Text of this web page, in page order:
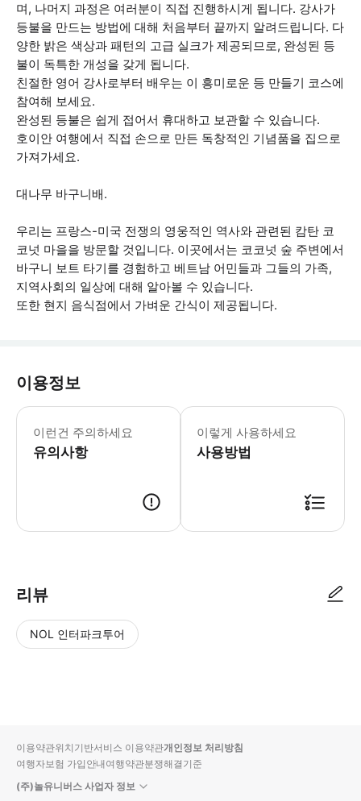
며, 나머지 과정은 여러분이 직접 진행하시게 됩니다. 강사가
등불을 만드는 방법에 대해 처음부터 끝까지 알려드립니다. 다
양한 밝은 색상과 패턴의 고급 실크가 제공되므로, 완성된 등
불이 독특한 개성을 갖게 됩니다.
친절한 영어 강사로부터 배우는 이 흥미로운 등 만들기 코스에
참여해 보세요.
완성된 등불은 쉽게 접어서 휴대하고 보관할 수 있습니다.
호이안 여행에서 직접 손으로 만든 독창적인 기념품을 집으로
가져가세요.
대나무 바구니배.
우리는 프랑스-미국 전쟁의 영웅적인 역사와 관련된 캄탄 코
코넛 마을을 방문할 것입니다. 이곳에서는 코코넛 숲 주변에서
바구니 보트 타기를 경험하고 베트남 어민들과 그들의 가족,
지역사회의 일상에 대해 알아볼 수 있습니다.
또한 현지 음식점에서 가벼운 간식이 제공됩니다.
이용정보
이런건 주의하세요
유의사항
* 소요시간 : 240분 (옵션에 따라 소
이렇게 사용하세요
사용방법
리뷰
NOL 인터파크투어
입니
다.
순
상
이용약관위치기반서비스 이용약관개인정보 처리방침
여행자보험 가입안내여행약관분쟁해결기준
(주)놀유니버스 사업자 정보